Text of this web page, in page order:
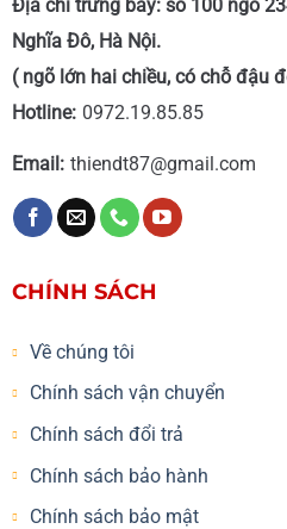
Địa chỉ trưng bày: số 100 ngõ
Nghĩa Đô, Hà Nội.
( ngõ lớn hai chiều, có chỗ đậu
Hotline: 0972.19.85.85
Email: thiendt87@gmail.com
CHÍNH SÁCH
Về chúng tôi
Chính sách vận chuyển
Chính sách đổi trả
Chính sách bảo hành
Chính sách bảo mật